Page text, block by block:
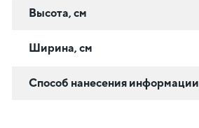
Высота, см
Ширина, см
Способ нанесения информации